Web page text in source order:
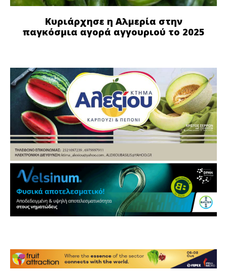
Κυριάρχησε η Αλμερία στην
παγκόσμια αγορά αγγουριού το 2025